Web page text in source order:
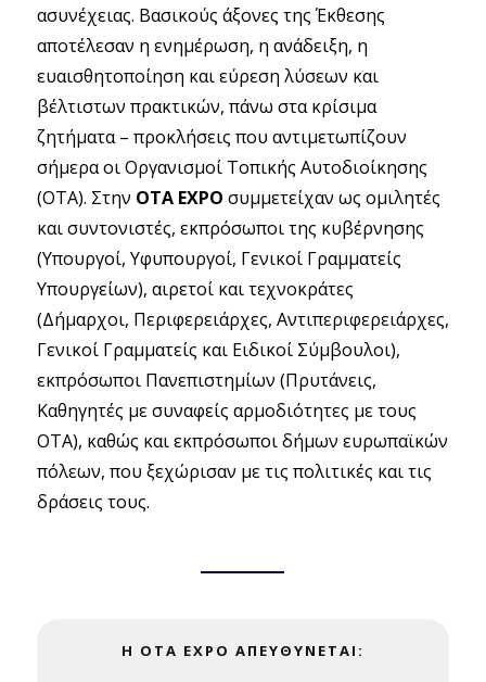
ασυνέχειας. Βασικούς άξονες της Έκθεσης
αποτέλεσαν η ενημέρωση, η ανάδειξη, η
ευαισθητοποίηση και εύρεση λύσεων και
βέλτιστων πρακτικών, πάνω στα κρίσιμα
ζητήματα – προκλήσεις που αντιμετωπίζουν
σήμερα οι Οργανισμοί Τοπικής Αυτοδιοίκησης
(ΟΤΑ). Στην ΟΤΑ ΕΧΡΟ συμμετείχαν ως ομιλητές
και συντονιστές, εκπρόσωποι της κυβέρνησης
(Υπουργοί, Υφυπουργοί, Γενικοί Γραμματείς
Υπουργείων), αιρετοί και τεχνοκράτες
(Δήμαρχοι, Περιφερειάρχες, Αντιπεριφερειάρχες,
Γενικοί Γραμματείς και Ειδικοί Σύµβουλοι),
εκπρόσωποι Πανεπιστημίων (Πρυτάνεις,
Καθηγητές µε συναφείς αρµοδιότητες µε τους
ΟΤΑ), καθώς και εκπρόσωποι δήμων ευρωπαϊκών
πόλεων, που ξεχώρισαν µε τις πολιτικές και τις
δράσεις τους.
H ΟΤΑ ΕΧΡΟ ΑΠΕΥΘΥΝΕΤΑΙ: